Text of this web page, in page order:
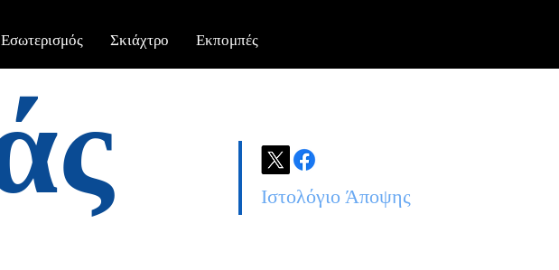
Εσωτερισμός Σκιάχτρο Εκπομπές
Ιστολόγιο Άποψης